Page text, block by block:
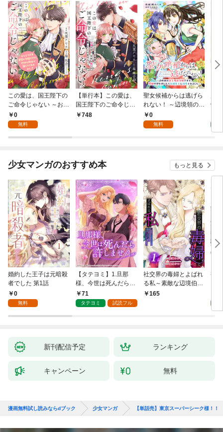
この愛は、国王陛下の
ご命令じゃない ～おひ
とりさま希望の令嬢で
すが、不仲な騎士が離
話
0
無料
【単行本】この愛は、
国王陛下のご命令じゃ
ない ～おひとりさま希
748
聖女候補からは逃げら
れない！ ～辺境領の貧
乏男爵令嬢ですが、聖
獣の卵を孵したら帝国
0
無料
帝
少女マンガのおすすめ本 もっと見る
婚約した王子は元暗殺
者でした 第1話
0
無料
【タテヨミ】1.旦那
様、今世は死んだら許
しません
71
タテヨミ 試読フル
社交界の毒婦とよばれ
る私～素敵な辺境伯令
息に腕を折られたの
165
視
新刊配信予定 ランキング
キャンペーン 無料
漫画無料試し読みならdブック 少女マンガ 【単話売】東京スーパーシーク様！！